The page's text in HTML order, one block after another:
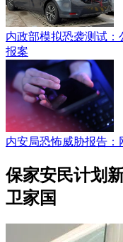
内政部模拟恐袭测试：
报案
内安局恐怖威胁报告
保家安民计划
卫家国